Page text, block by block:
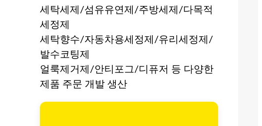
세탁세제/섬유유연제/주방세제/다목적
세정제
세탁향수/자동차용세정제/유리세정제/
발수코팅제
얼룩제거제/안티포그/디퓨저 등 다양한
제품 주문 개발 생산